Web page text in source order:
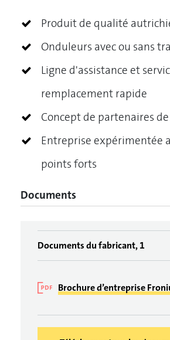
Produit de qualité
Onduleurs avec ou sans
Ligne d'assistance et
remplacement rapide
Concept de partenaires
Entreprise expérimentée
points forts
Documents
Documents du fabricant, 1
Brochure d’entreprise